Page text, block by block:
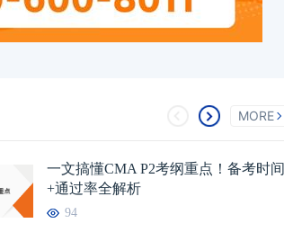
MORE
一文搞懂CMA P2考纲重点！备考时间
+通过率全解析
94